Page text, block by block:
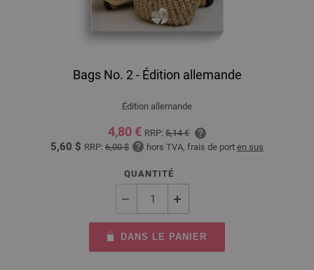
Bags No. 2 - Édition allemande
Édition allemande
4,80 € RRP: 5,14 €
5,60 $ RRP: 6,00 $ hors TVA, frais de port en sus
QUANTITÉ
DANS LE PANIER